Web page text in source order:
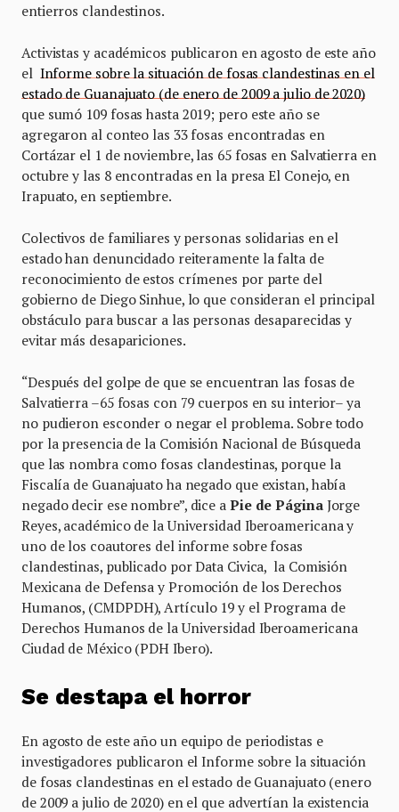
entierros clandestinos.
Activistas y académicos publicaron en agosto de este año
el Informe sobre la situación de fosas clandestinas en el
estado de Guanajuato (de enero de 2009 a julio de 2020)
que sumó 109 fosas hasta 2019; pero este año se
agregaron al conteo las 33 fosas encontradas en
Cortázar el 1 de noviembre, las 65 fosas en Salvatierra en
octubre y las 8 encontradas en la presa El Conejo, en
Irapuato, en septiembre.
Colectivos de familiares y personas solidarias en el
estado han denuncidado reiteramente la falta de
reconocimiento de estos crímenes por parte del
gobierno de Diego Sinhue, lo que consideran el principal
obstáculo para buscar a las personas desaparecidas y
evitar más desapariciones.
“Después del golpe de que se encuentran las fosas de
Salvatierra –65 fosas con 79 cuerpos en su interior– ya
no pudieron esconder o negar el problema. Sobre todo
por la presencia de la Comisión Nacional de Búsqueda
que las nombra como fosas clandestinas, porque la
Fiscalía de Guanajuato ha negado que existan, había
negado decir ese nombre”, dice a Pie de PáginaJorge
Reyes, académico de la Universidad Iberoamericana y
uno de los coautores del informe sobre fosas
clandestinas, publicado por Data Civica, la Comisión
Mexicana de Defensa y Promoción de los Derechos
Humanos, (CMDPDH), Artículo 19 y el Programa de
Derechos Humanos de la Universidad Iberoamericana
Ciudad de México (PDH Ibero).
Se destapa el horror
En agosto de este año un equipo de periodistas e
investigadores publicaron el Informe sobre la situación
de fosas clandestinas en el estado de Guanajuato (enero
de 2009 a julio de 2020) en el que advertían la existencia